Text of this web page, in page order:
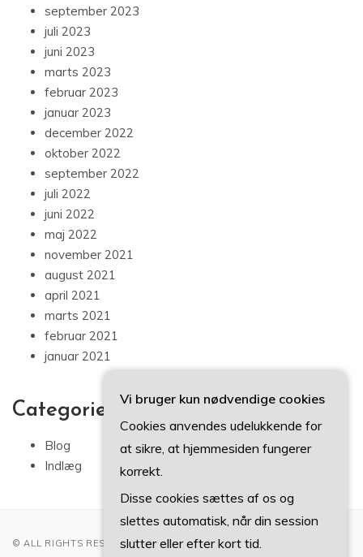
september 2023
juli 2023
juni 2023
marts 2023
februar 2023
januar 2023
december 2022
oktober 2022
september 2022
juli 2022
juni 2022
maj 2022
november 2021
august 2021
april 2021
marts 2021
februar 2021
januar 2021
Categories
Blog
Indlæg
© ALL RIGHTS RESERVED 2022
Vi bruger kun nødvendige cookies
Cookies anvendes udelukkende for
at sikre, at hjemmesiden fungerer
korrekt.
Disse cookies sættes af os og
slettes automatisk, når din session
slutter eller efter kort tid.